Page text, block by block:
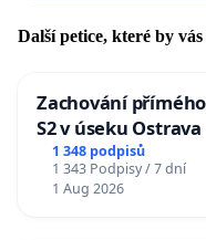
Další petice, které by
Zachování
S2 v úseku
u Jablunkova
1 348 podpisů
1 343 Podpisy / 7 dní
1 Aug 2026